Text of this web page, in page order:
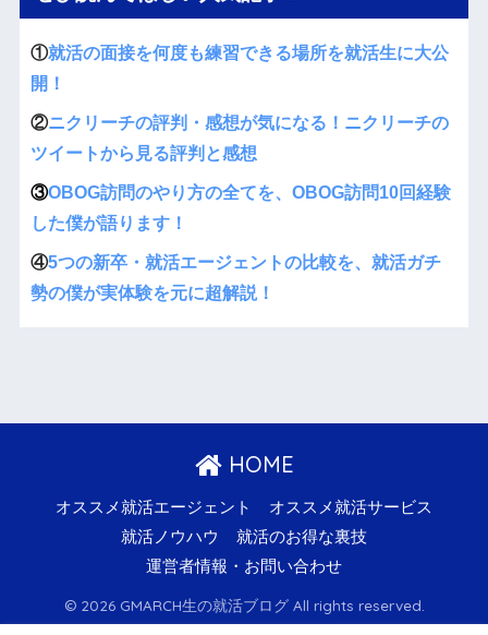
①就活の面接を何度も練習できる場所を就活生に大公
開！
②ニクリーチの評判・感想が気になる！ニクリーチの
ツイートから見る評判と感想
③OBOG訪問のやり方の全てを、OBOG訪問10回経験
した僕が語ります！
④5つの新卒・就活エージェントの比較を、就活ガチ
勢の僕が実体験を元に超解説！
HOME
オススメ就活エージェント
オススメ就活サービス
就活ノウハウ
就活のお得な裏技
運営者情報・お問い合わせ
© 2026 GMARCH生の就活ブログ All rights reserved.